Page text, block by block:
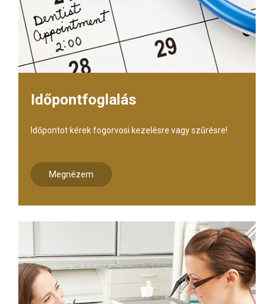
Időpontfoglalás
Időpontot kérek fogorvosi kezelésre vagy szűrésre!
Megnézem